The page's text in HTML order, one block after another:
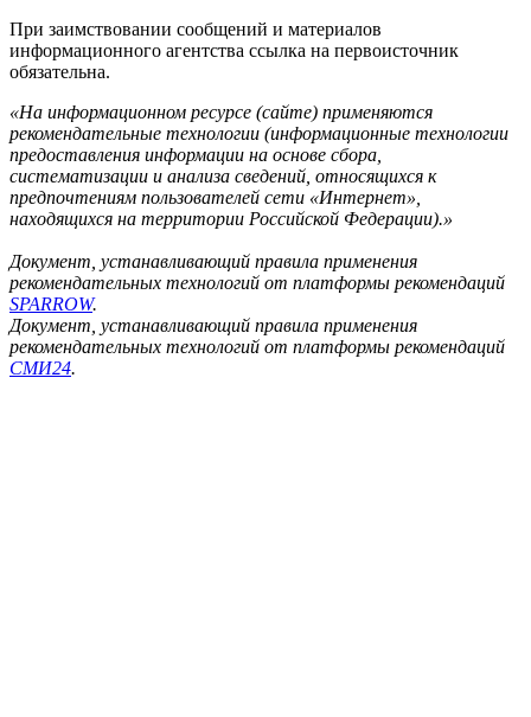
При заимствовании сообщений и материалов
информационного агентства ссылка на первоисточник
обязательна.
«На информационном ресурсе (сайте) применяются
рекомендательные технологии (информационные технологии
предоставления информации на основе сбора,
систематизации и анализа сведений, относящихся к
предпочтениям пользователей сети «Интернет»,
находящихся на территории Российской Федерации).»
Документ, устанавливающий правила применения
рекомендательных технологий от платформы рекомендаций
SPARROW.
Документ, устанавливающий правила применения
рекомендательных технологий от платформы рекомендаций
СМИ24.